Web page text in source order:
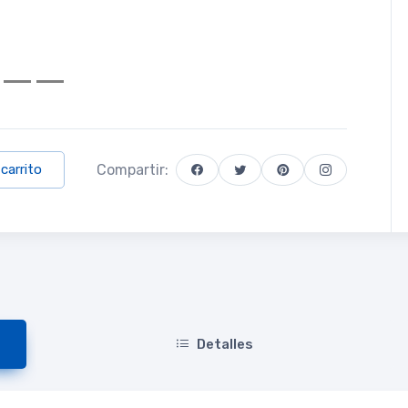
Compartir:
Detalles